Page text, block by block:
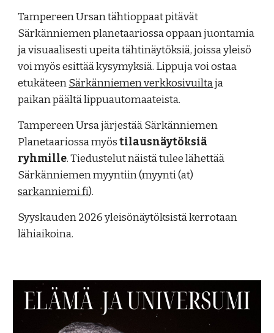
Tampereen Ursan tähtioppaat pitävät
Särkänniemen planetaariossa oppaan juontamia
ja visuaalisesti upeita tähtinäytöksiä, joissa yleisö
voi myös esittää kysymyksiä. Lippuja voi ostaa
etukäteenSärkänniemen verkkosivuiltaja
paikan päältä lippuautomaateista.
Tampereen Ursa järjestääSärkänniemen
Planetaariossa myöstilausnäytöksiä
ryhmille. Tiedustelut näistä tulee lähettää
Särkänniemen myyntiin (myynti (at)
sarkanniemi.fi).
Syyskauden 2026 yleisönäytöksistä kerrotaan
lähiaikoina.